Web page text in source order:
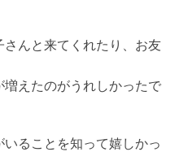
んと来てくれたり、お友
えたのがうれしかったで
ることを知って嬉しかっ